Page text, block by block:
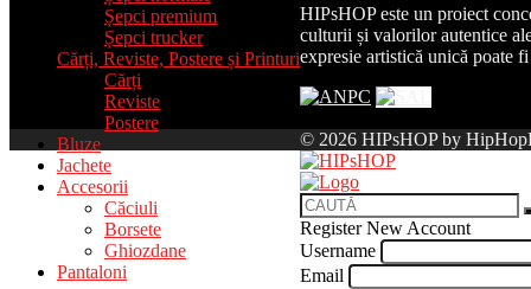
Șepci premium
Șepci trucker
Cărți, Reviste, Postere și Printuri
Cărți
Reviste
Postere
Bluze
Jachete
Accesorii
Căciuli
Borsete
Ghiozdane
Pantaloni
HIPsHOP este un proiect
culturii și valorilor autentice
expresie artistică unică poate
© 2026 HIPsHOP by
Register New Account
Username
Email